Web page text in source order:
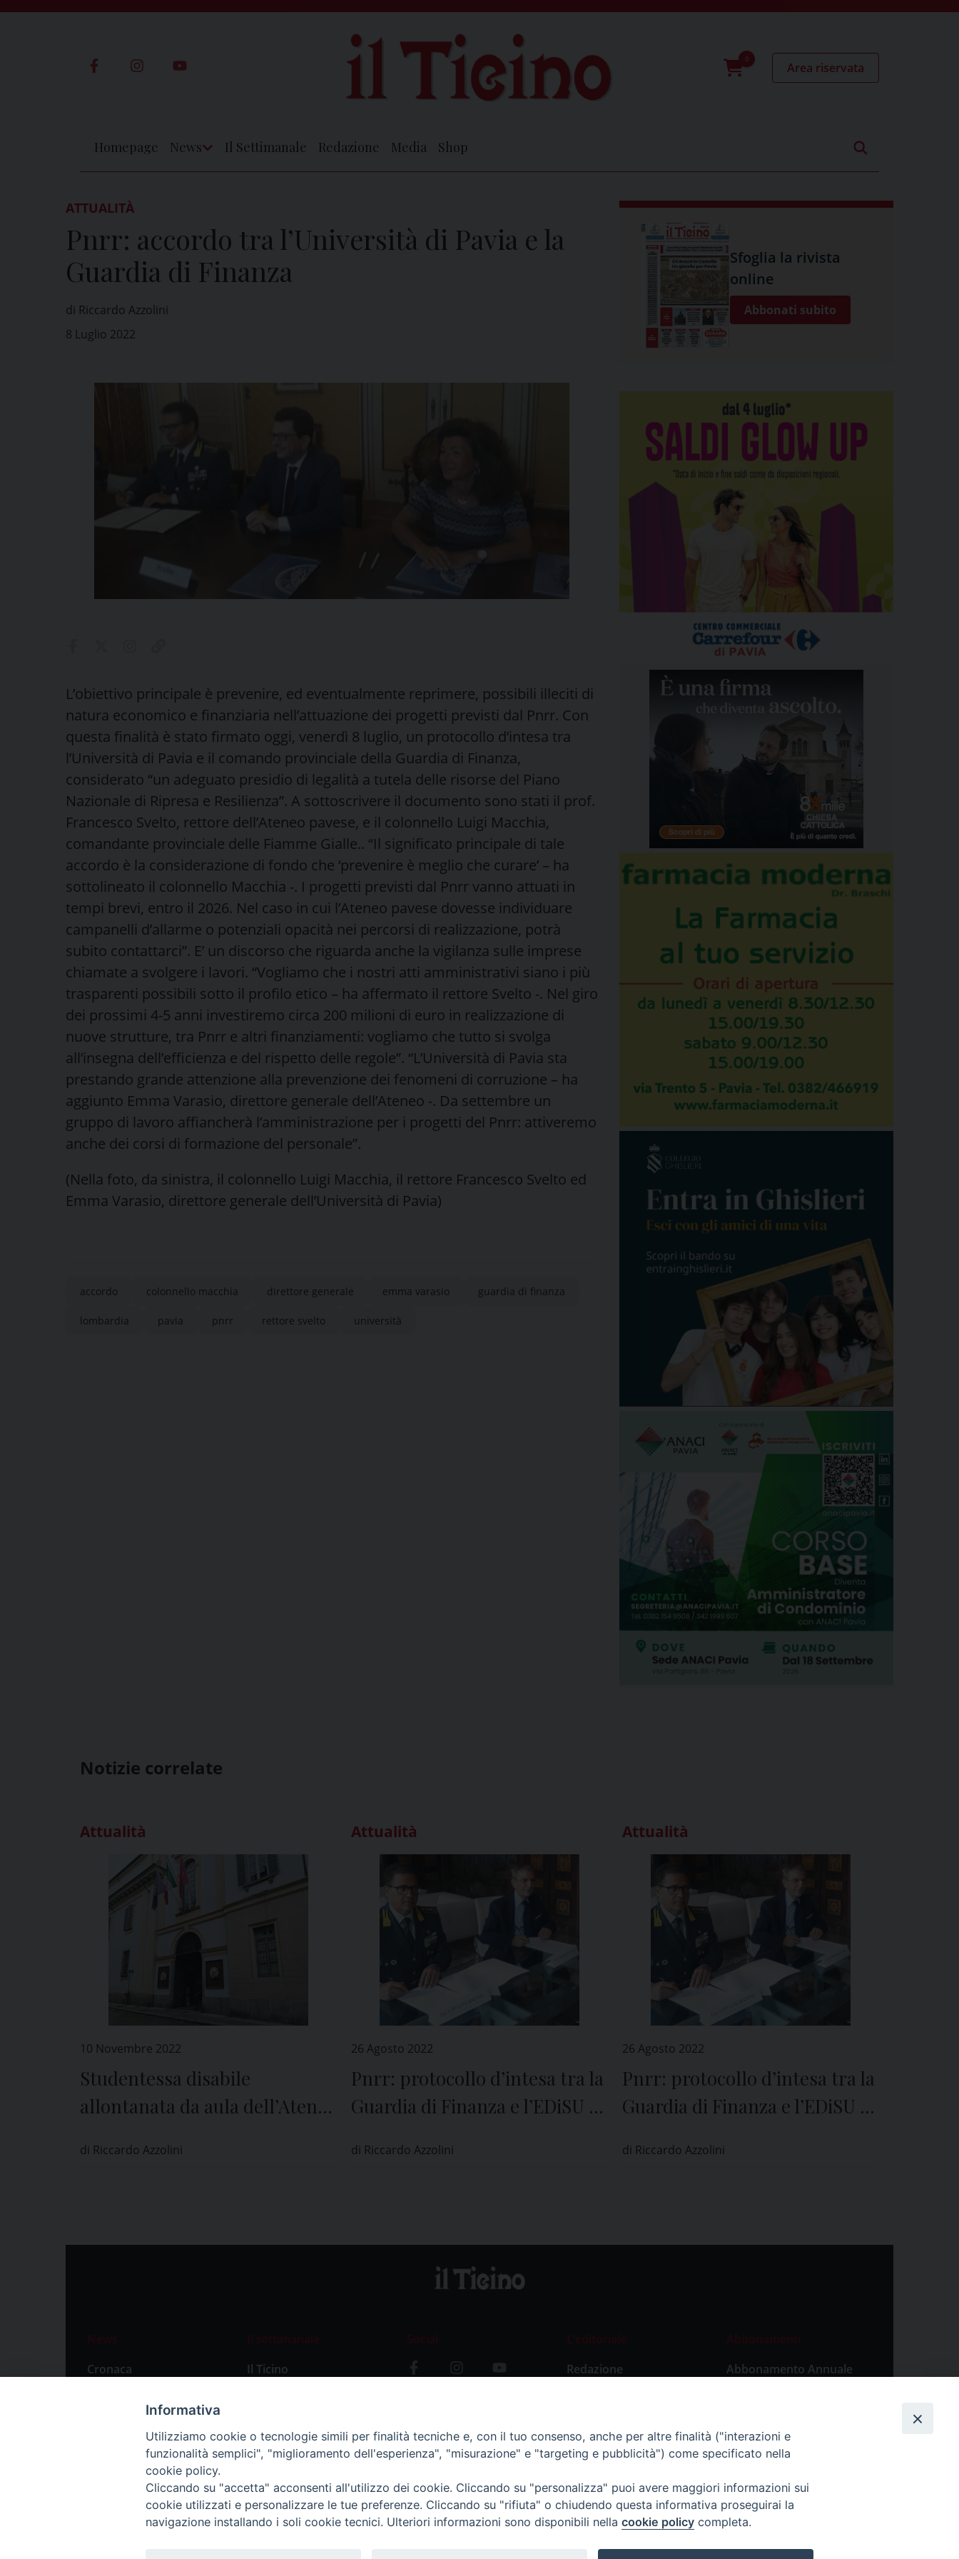
0
Area riservata
Homepage News Il Settimanale Redazione Media Shop
ATTUALITÀ
Pnrr: accordo tra l’Università di Pavia e la
Guardia di Finanza
di Riccardo Azzolini
8 Luglio 2022
L’obiettivo principale è prevenire, ed eventualmente reprimere, possibili illeciti di
natura economico e finanziaria nell’attuazione dei progetti previsti dal Pnrr. Con
questa finalità è stato firmato oggi, venerdì 8 luglio, un protocollo d’intesa tra
l’Università di Pavia e il comando provinciale della Guardia di Finanza,
considerato “un adeguato presidio di legalità a tutela delle risorse del Piano
Nazionale di Ripresa e Resilienza”. A sottoscrivere il documento sono stati il prof.
Francesco Svelto, rettore dell’Ateneo pavese, e il colonnello Luigi Macchia,
comandante provinciale delle Fiamme Gialle.. “Il significato principale di tale
accordo è la considerazione di fondo che ‘prevenire è meglio che curare’ – ha
sottolineato il colonnello Macchia -. I progetti previsti dal Pnrr vanno attuati in
tempi brevi, entro il 2026. Nel caso in cui l’Ateneo pavese dovesse individuare
campanelli d’allarme o potenziali opacità nei percorsi di realizzazione, potrà
subito contattarci”. E’ un discorso che riguarda anche la vigilanza sulle imprese
chiamate a svolgere i lavori. “Vogliamo che i nostri atti amministrativi siano i più
trasparenti possibili sotto il profilo etico – ha affermato il rettore Svelto -. Nel giro
dei prossimi 4-5 anni investiremo circa 200 milioni di euro in realizzazione di
nuove strutture, tra Pnrr e altri finanziamenti: vogliamo che tutto si svolga
all’insegna dell’efficienza e del rispetto delle regole”. “L’Università di Pavia sta
prestando grande attenzione alla prevenzione dei fenomeni di corruzione – ha
aggiunto Emma Varasio, direttore generale dell’Ateneo -. Da settembre un
gruppo di lavoro affiancherà l’amministrazione per i progetti del Pnrr: attiveremo
anche dei corsi di formazione del personale”.
(Nella foto, da sinistra, il colonnello Luigi Macchia, il rettore Francesco Svelto ed
Emma Varasio, direttore generale dell’Università di Pavia)
accordo colonnello macchia direttore generale emma varasio guardia di finanza
lombardia pavia pnrr rettore svelto università
Sfoglia la rivista
online
Abbonati subito
Notizie correlate
Attualità
10 Novembre 2022
Studentessa disabile
allontanata da aula dell’Ateneo
rettore, “episodio molto grave”
di Riccardo Azzolini
Attualità
26 Agosto 2022
Pnrr: protocollo d’intesa tra la
Guardia di Finanza e l’EDiSU di
di Riccardo Azzolini
Attualità
26 Agosto 2022
Pnrr: protocollo d’intesa tra la
Guardia di Finanza e l’EDiSU di
di Riccardo Azzolini
News
Cronaca
Primo Piano
Il settimanale
Il Ticino
Social
L’editoriale
Redazione
Abbonamenti
Abbonamento Annuale
Abbonamento Singola
Informativa
Utilizziamo cookie o tecnologie simili per finalità tecniche e, con il tuo consenso, anche per altre finalità ("interazioni e
funzionalità semplici", "miglioramento dell'esperienza", "misurazione" e "targeting e pubblicità") come specificato nella
cookie policy.
Cliccando su "accetta" acconsenti all'utilizzo dei cookie. Cliccando su "personalizza" puoi avere maggiori informazioni sui
cookie utilizzati e personalizzare le tue preferenze. Cliccando su "rifiuta" o chiudendo questa informativa proseguirai la
navigazione installando i soli cookie tecnici. Ulteriori informazioni sono disponibili nella cookie policy completa.